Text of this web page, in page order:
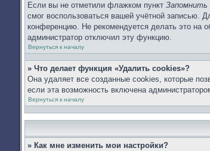
Если вы не отметили флажком пункт Запомнить
смог воспользоваться вашей учётной записью.
конференцию. Не рекомендуется делать это на
администратор отключил эту функцию.
Вернуться к началу
» Что делает функция «Удалить cookies»?
Она удаляет все созданные cookies, которые
если эта возможность включена
Вернуться к началу
» Как мне изменить мои настройки?